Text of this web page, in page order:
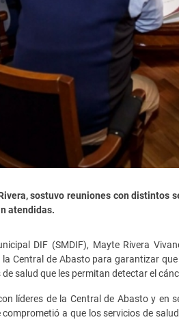
sostuvo reuniones con distintos
atendidas.
DIF (SMDIF), Mayte Rivera
Central de Abasto para garantizar
salud que les permitan detectar el
líderes de la Central de Abasto y en
a que los servicios de